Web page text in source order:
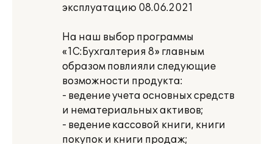
эксплуатацию 08.06.2021
На наш выбор программы
«1С:Бухгалтерия 8» главным
образом повлияли следующие
возможности продукта:
- ведение учета основных средств
и нематериальных активов;
- ведение кассовой книги, книги
покупок и книги продаж;